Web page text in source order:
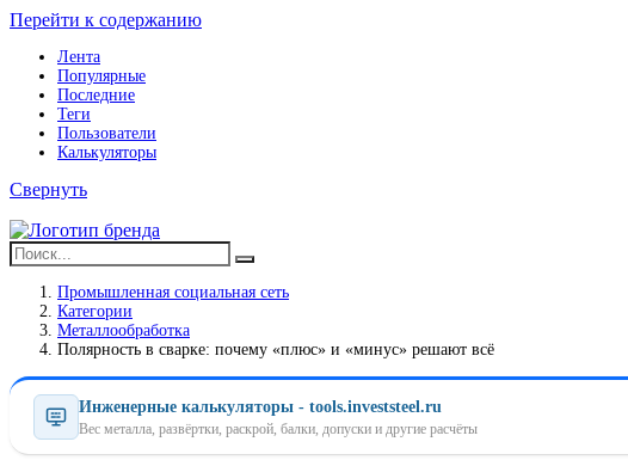
Перейти к содержанию
Лента
Популярные
Последние
Теги
Пользователи
Калькуляторы
Свернуть
Промышленная социальная сеть
Категории
Металлообработка
Полярность в сварке: почему «плюс» и «минус» решают всё
Инженерные калькуляторы - tools.investsteel.ru
Вес металла, развёртки, раскрой, балки, допуски и другие расчёты